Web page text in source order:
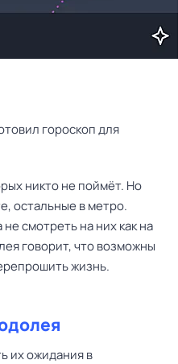
никто не поймёт. Но
остальные в метро.
смотреть на них как на
говорит, что возможны
жизнь.
их ожидания в